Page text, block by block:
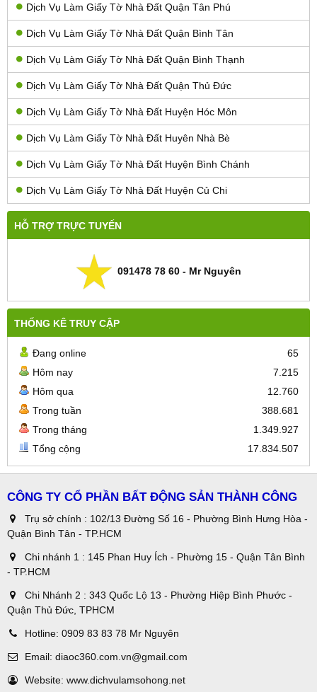
Dịch Vụ Làm Giấy Tờ Nhà Đất Quận Tân Phú
Dịch Vụ Làm Giấy Tờ Nhà Đất Quận Bình Tân
Dịch Vụ Làm Giấy Tờ Nhà Đất Quận Bình Thạnh
Dịch Vụ Làm Giấy Tờ Nhà Đất Quận Thủ Đức
Dịch Vụ Làm Giấy Tờ Nhà Đất Huyện Hóc Môn
Dịch Vụ Làm Giấy Tờ Nhà Đất Huyên Nhà Bè
Dịch Vụ Làm Giấy Tờ Nhà Đất Huyện Bình Chánh
Dịch Vụ Làm Giấy Tờ Nhà Đất Huyện Củ Chi
HỖ TRỢ TRỰC TUYẾN
091478 78 60 - Mr Nguyên
THỐNG KÊ TRUY CẬP
Đang online
65
Hôm nay
7.215
Hôm qua
12.760
Trong tuần
388.681
Trong tháng
1.349.927
Tổng cộng
17.834.507
CÔNG TY CỔ PHẦN BẤT ĐỘNG SẢN THÀNH CÔNG
Trụ sở chính : 102/13 Đường Số 16 - Phường Bình Hưng Hòa -
Quận Bình Tân - TP.HCM
Chi nhánh 1 : 145 Phan Huy Ích - Phường 15 - Quận Tân Bình
- TP.HCM
Chi Nhánh 2 : 343 Quốc Lộ 13 - Phường Hiệp Bình Phước -
Quận Thủ Đức, TPHCM
Hotline: 0909 83 83 78 Mr Nguyên
Email: diaoc360.com.vn@gmail.com
Website: www.dichvulamsohong.net